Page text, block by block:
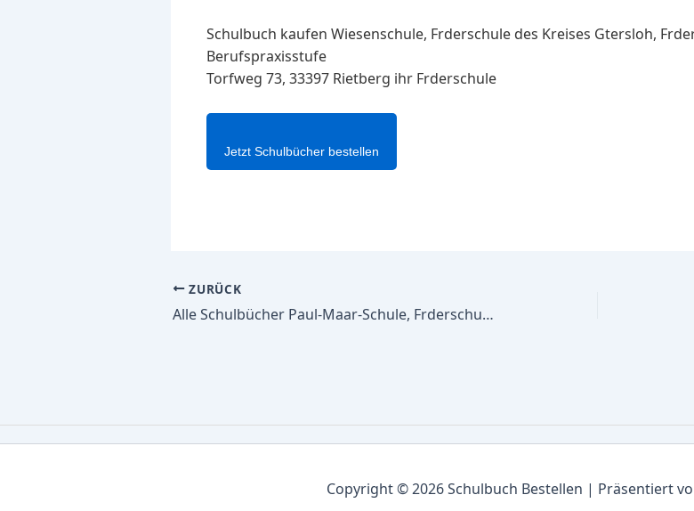
Schulbuch kaufen Wiesenschule, Frderschule des Kreises Gtersloh,
Berufspraxisstufe
Torfweg 73, 33397 Rietberg ihr Frderschule
Jetzt Schulbücher bestellen
ZURÜCK
Alle Schulbücher Paul-Maar-Schule, Frderschule des Kreises Gtersloh fr den Frderschwerp. Emotionale u.soziale Entwicklung,Primar.
Copyright © 2026 Schulbuch Bestellen | Präsentiert